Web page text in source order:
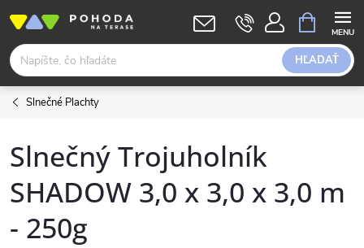
obsah
HĽADAŤ
KOŠÍK
Slnečné Plachty
Slnečný Trojuholník
SHADOW 3,0 x 3,0 x 3,0 m
- 250g